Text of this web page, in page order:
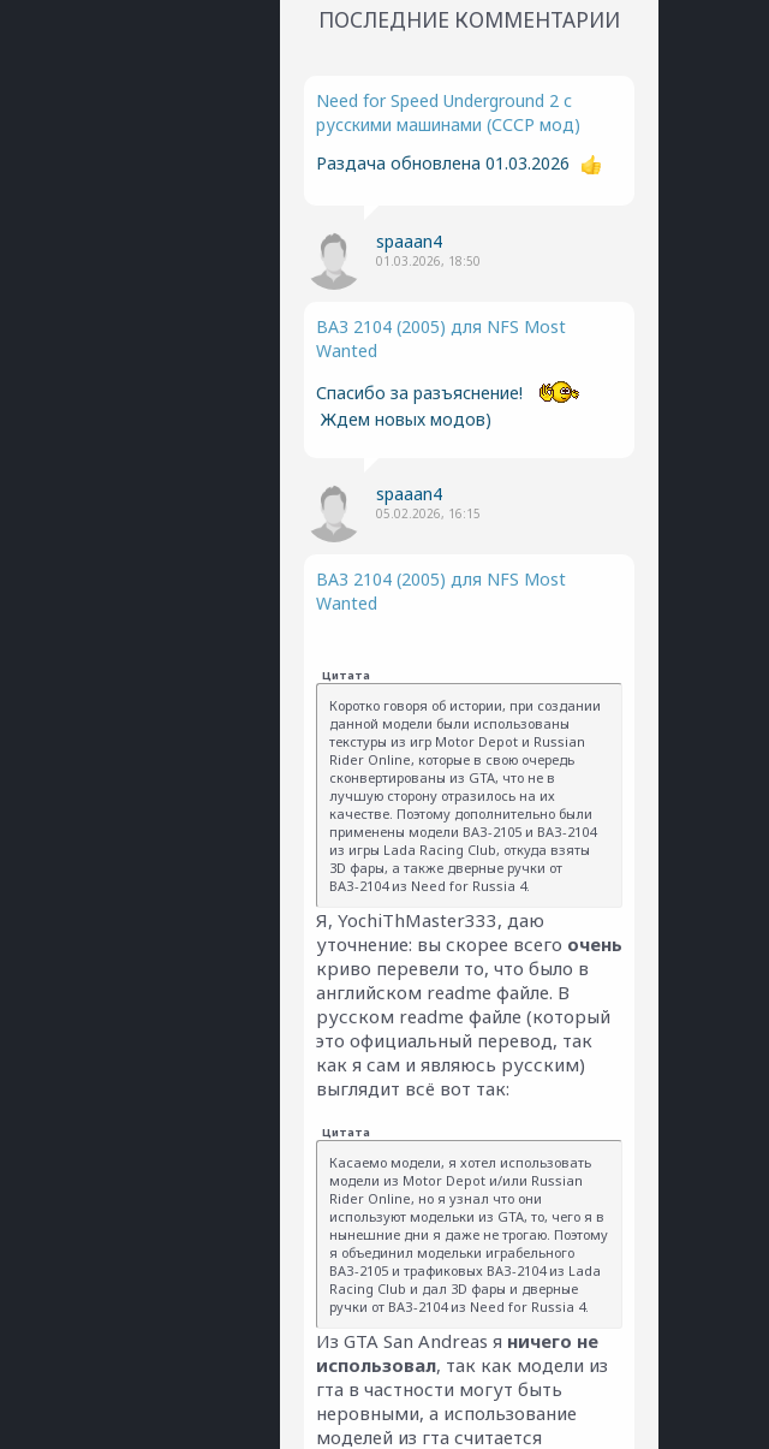
ПОСЛЕДНИЕ КОММЕНТАРИИ
Need for Speed Underground 2 с
русскими машинами (СССР мод)
Раздача обновлена 01.03.2026
spaaan4
01.03.2026, 18:50
ВАЗ 2104 (2005) для NFS Most
Wanted
Спасибо за разъяснение!
Ждем новых модов)
spaaan4
05.02.2026, 16:15
ВАЗ 2104 (2005) для NFS Most
Wanted
Цитата
Коротко говоря об истории, при создании
данной модели были использованы
текстуры из игр Motor Depot и Russian
Rider Online, которые в свою очередь
сконвертированы из GTA, что не в
лучшую сторону отразилось на их
качестве. Поэтому дополнительно были
применены модели ВАЗ-2105 и ВАЗ-2104
из игры Lada Racing Club, откуда взяты
3D фары, а также дверные ручки от
ВАЗ-2104 из Need for Russia 4.
Я, YochiThMaster333, даю
уточнение: вы скорее всего очень
криво перевели то, что было в
английском readme файле. В
русском readme файле (который
это официальный перевод, так
как я сам и являюсь русским)
выглядит всё вот так:
Цитата
Касаемо модели, я хотел использовать
модели из Motor Depot и/или Russian
Rider Online, но я узнал что они
используют модельки из GTA, то, чего я в
нынешние дни я даже не трогаю. Поэтому
я объединил модельки играбельного
ВАЗ-2105 и трафиковых ВАЗ-2104 из Lada
Racing Club и дал 3D фары и дверные
ручки от ВАЗ-2104 из Need for Russia 4.
Из GTA San Andreas я ничего не
использовал, так как модели из
гта в частности могут быть
неровными, а использование
моделей из гта считается